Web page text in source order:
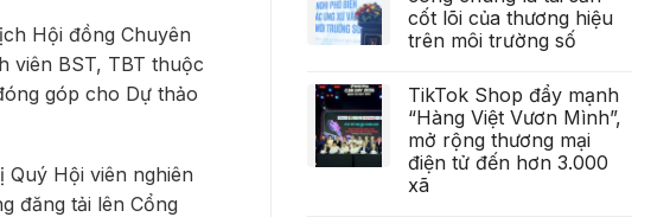
Hội đồng Chuyên
viên BST, TBT thuộc
góp cho Dự thảo
Hội viên nghiên
đăng tải lên Cổng
cốt lõi của thương hiệu
trên môi trường số
TikTok Shop đẩy mạnh
“Hàng Việt Vươn Mình”,
mở rộng thương mại
điện tử đến hơn 3.000
xã